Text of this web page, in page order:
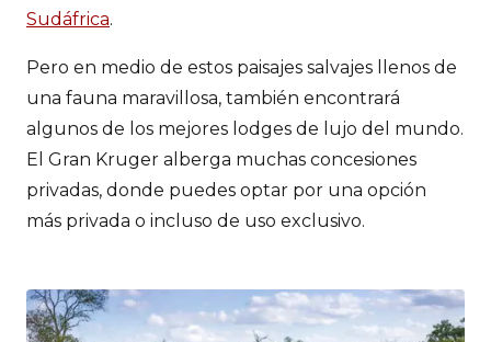
Sudáfrica.
Pero en medio de estos paisajes salvajes llenos de
una fauna maravillosa, también encontrará
algunos de los mejores lodges de lujo del mundo.
El Gran Kruger alberga muchas concesiones
privadas, donde puedes optar por una opción
más privada o incluso de uso exclusivo.